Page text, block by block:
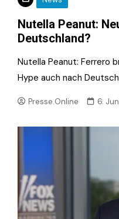
Nutella Peanut:
Deutschland?
Nutella Peanut: Ferrero
Hype auch nach
Presse.Online 6.